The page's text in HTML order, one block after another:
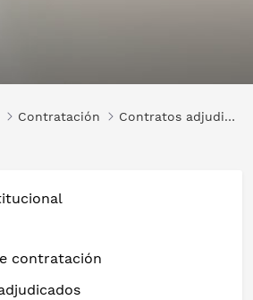
Contratación
Contratos adjudicados
contratación